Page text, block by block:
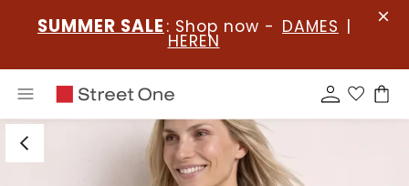
SUMMER SALE : Shop now - DAMES |
HEREN